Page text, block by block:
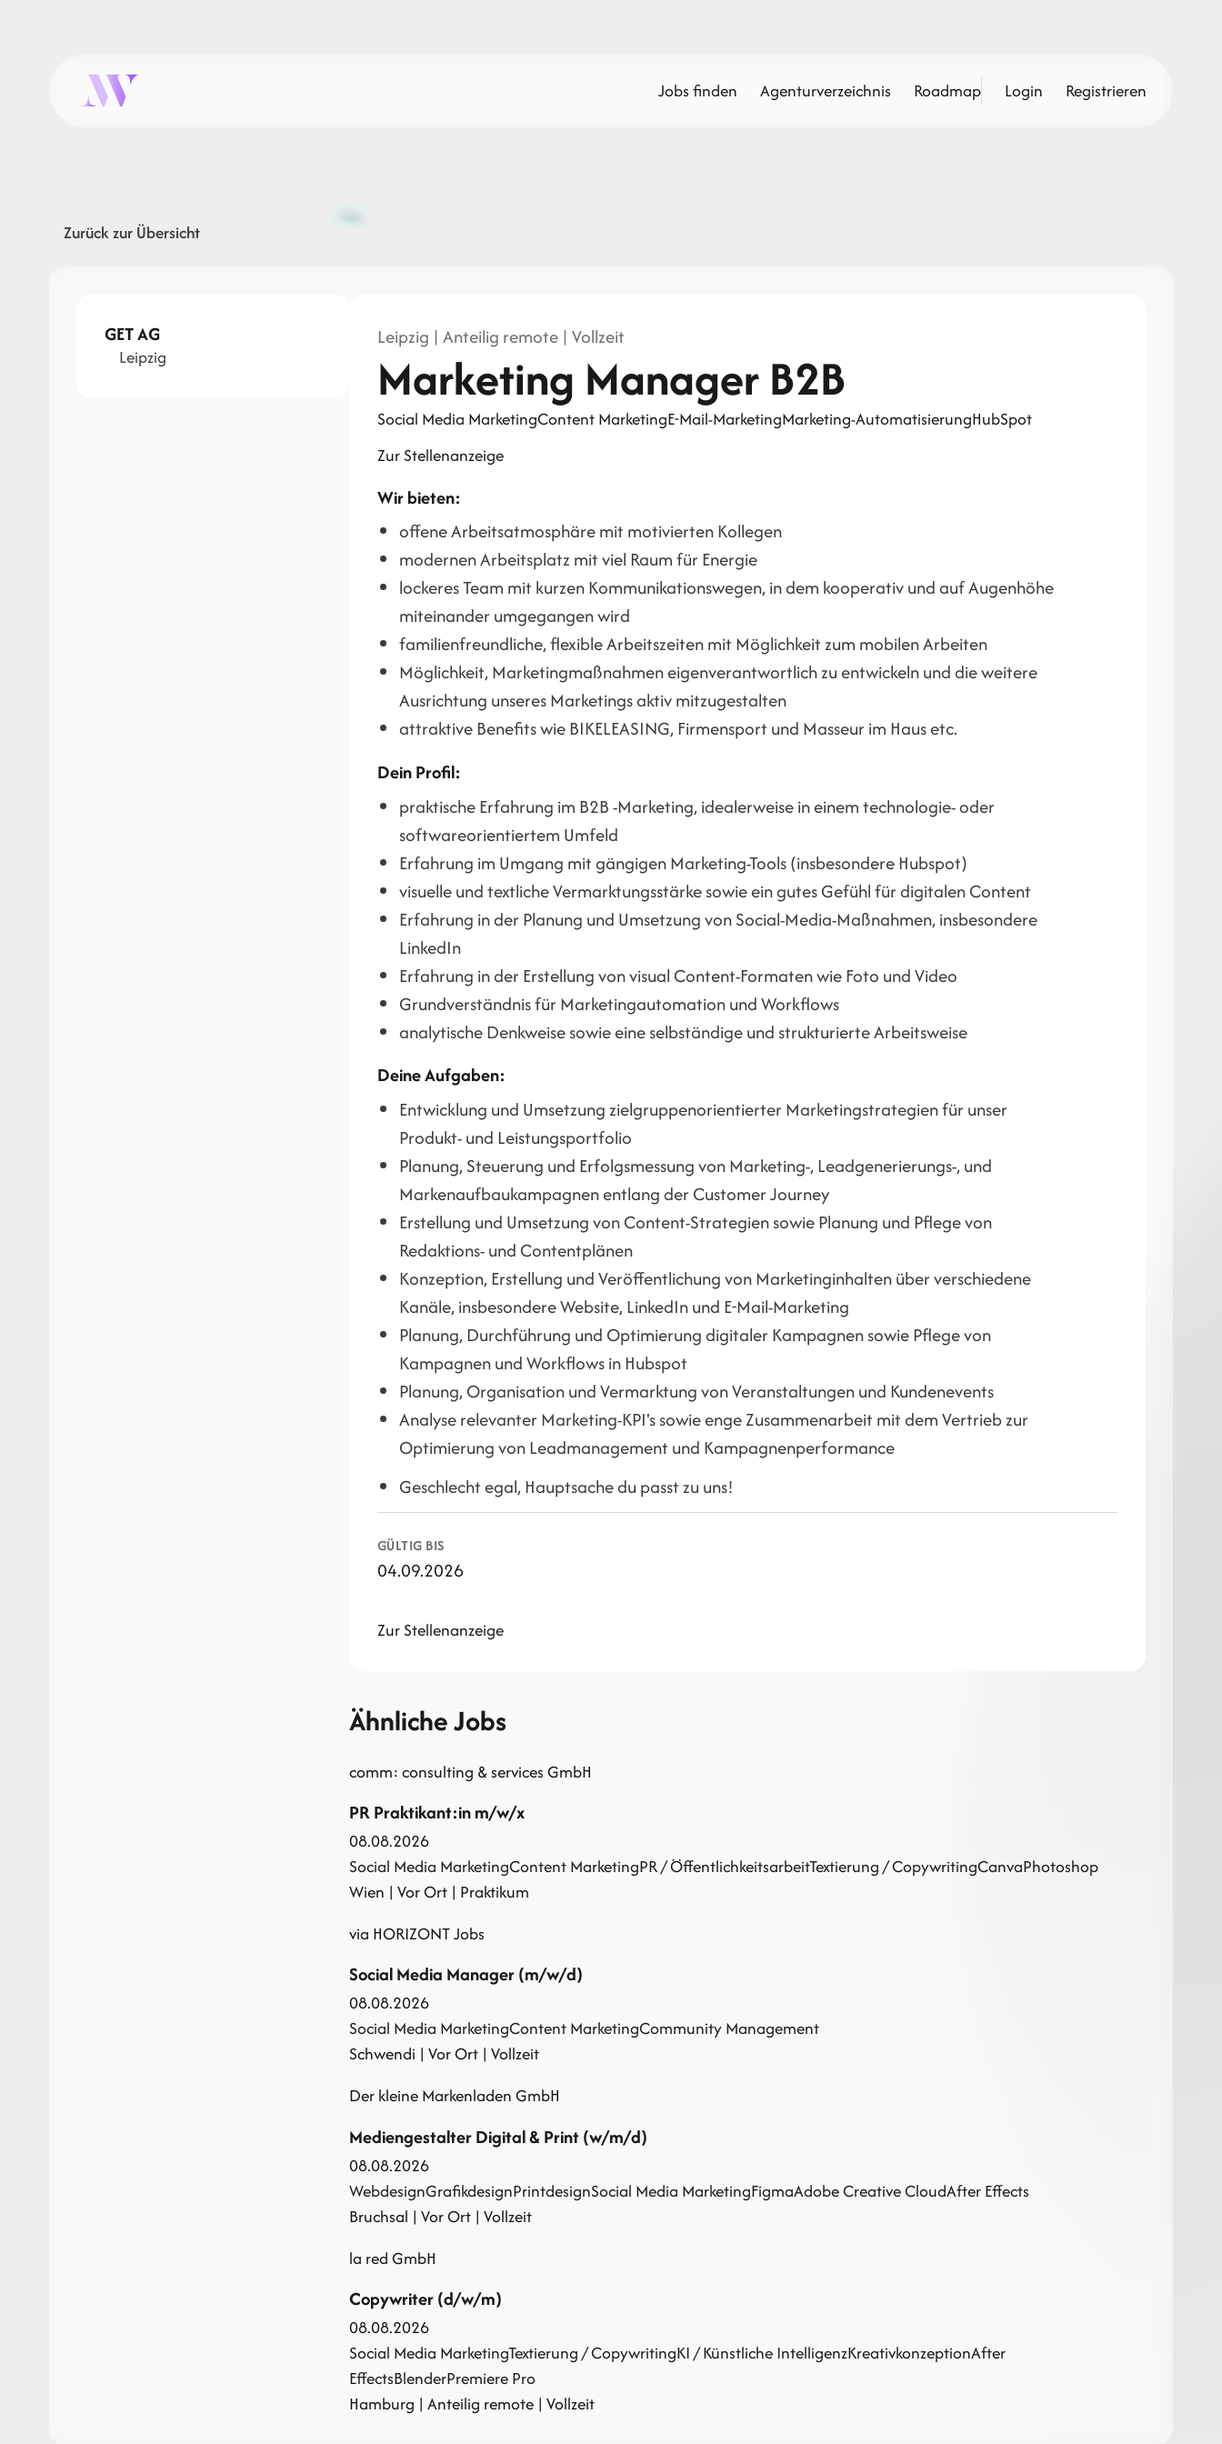
Jobs finden Agenturverzeichnis Roadmap Login Registrieren
Zurück zur Übersicht
GET AG
Leipzig
Leipzig | Anteilig remote | Vollzeit
Marketing Manager B2B
Social Media MarketingContent MarketingE-Mail-MarketingMarketing-AutomatisierungHubSpot
Zur Stellenanzeige
Wir bieten:
offene Arbeitsatmosphäre mit motivierten Kollegen
modernen Arbeitsplatz mit viel Raum für Energie
lockeres Team mit kurzen Kommunikationswegen, in dem kooperativ und auf Augenhöhe
miteinander umgegangen wird
familienfreundliche, flexible Arbeitszeiten mit Möglichkeit zum mobilen Arbeiten
Möglichkeit, Marketingmaßnahmen eigenverantwortlich zu entwickeln und die weitere
Ausrichtung unseres Marketings aktiv mitzugestalten
attraktive Benefits wie BIKELEASING, Firmensport und Masseur im Haus etc.
Dein Profil:
praktische Erfahrung im B2B -Marketing, idealerweise in einem technologie- oder
softwareorientiertem Umfeld
Erfahrung im Umgang mit gängigen Marketing-Tools (insbesondere Hubspot)
visuelle und textliche Vermarktungsstärke sowie ein gutes Gefühl für digitalen Content
Erfahrung in der Planung und Umsetzung von Social-Media-Maßnahmen, insbesondere
LinkedIn
Erfahrung in der Erstellung von visual Content-Formaten wie Foto und Video
Grundverständnis für Marketingautomation und Workflows
analytische Denkweise sowie eine selbständige und strukturierte Arbeitsweise
Deine Aufgaben:
Entwicklung und Umsetzung zielgruppenorientierter Marketingstrategien für unser
Produkt- und Leistungsportfolio
Planung, Steuerung und Erfolgsmessung von Marketing-, Leadgenerierungs-, und
Markenaufbaukampagnen entlang der Customer Journey
Erstellung und Umsetzung von Content-Strategien sowie Planung und Pflege von
Redaktions- und Contentplänen
Konzeption, Erstellung und Veröffentlichung von Marketinginhalten über verschiedene
Kanäle, insbesondere Website, LinkedIn und E-Mail-Marketing
Planung, Durchführung und Optimierung digitaler Kampagnen sowie Pflege von
Kampagnen und Workflows in Hubspot
Planung, Organisation und Vermarktung von Veranstaltungen und Kundenevents
Analyse relevanter Marketing-KPI's sowie enge Zusammenarbeit mit dem Vertrieb zur
Optimierung von Leadmanagement und Kampagnenperformance
Geschlecht egal, Hauptsache du passt zu uns!
GÜLTIG BIS
04.09.2026
Zur Stellenanzeige
Ähnliche Jobs
comm: consulting & services GmbH
PR Praktikant:in m/w/x
08.08.2026
Social Media MarketingContent MarketingPR / ÖffentlichkeitsarbeitTextierung / CopywritingCanvaPhotoshop
Wien | Vor Ort | Praktikum
via HORIZONT Jobs
Social Media Manager (m/w/d)
08.08.2026
Social Media MarketingContent MarketingCommunity Management
Schwendi | Vor Ort | Vollzeit
Der kleine Markenladen GmbH
Mediengestalter Digital & Print (w/m/d)
08.08.2026
WebdesignGrafikdesignPrintdesignSocial Media MarketingFigmaAdobe Creative CloudAfter Effects
Bruchsal | Vor Ort | Vollzeit
la red GmbH
Copywriter (d/w/m)
08.08.2026
Social Media MarketingTextierung / CopywritingKI / Künstliche IntelligenzKreativkonzeptionAfter
EffectsBlenderPremiere Pro
Hamburg | Anteilig remote | Vollzeit